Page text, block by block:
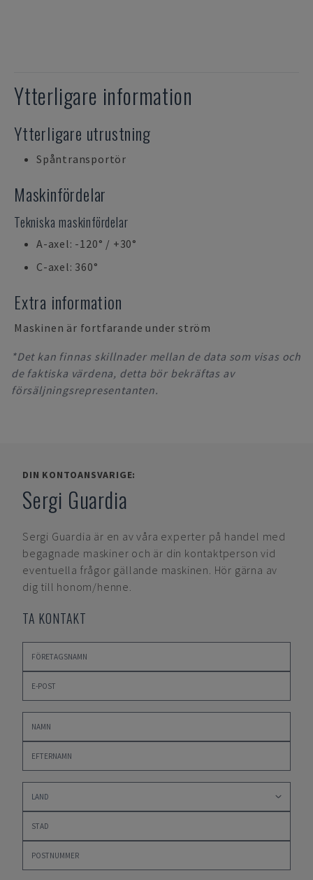
Ytterligare information
Ytterligare utrustning
Spåntransportör
Maskinfördelar
Tekniska maskinfördelar
A-axel: -120° / +30°
C-axel: 360°
Extra information
Maskinen är fortfarande under ström
*Det kan finnas skillnader mellan de data som visas och
de faktiska värdena, detta bör bekräftas av
försäljningsrepresentanten.
DIN KONTOANSVARIGE:
Sergi Guardia
Sergi Guardia är en av våra experter på handel med
begagnade maskiner och är din kontaktperson vid
eventuella frågor gällande maskinen. Hör gärna av
dig till honom/henne.
TA KONTAKT